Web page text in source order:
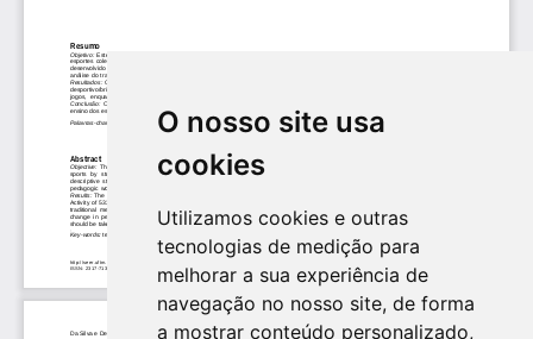
O nosso site usa
cookies
Utilizamos cookies e outras
tecnologias de medição para
melhorar a sua experiência de
navegação no nosso site, de forma
a mostrar conteúdo personalizado,